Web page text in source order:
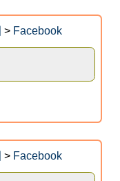
> Facebook
> Facebook